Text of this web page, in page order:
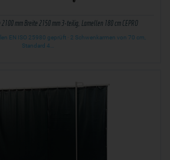
mm Breite 2150 mm 3-teilig, Lamellen 180 cm CEPRO
EN ISO 25980 geprüft · 2 Schwenkarmen von 70 cm,
Standard 4…